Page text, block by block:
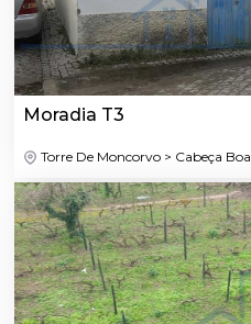
Moradia T3
Torre De Moncorvo > Cabeça Boa